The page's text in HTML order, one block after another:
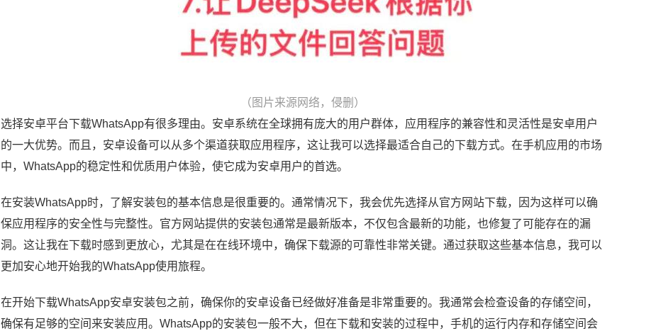
（图片来源网络，侵删）
选择安卓平台下载WhatsApp有很多理由。安卓系统在全球拥有庞大的用户群体，应用程序的兼容性和灵活性是安卓用户
的一大优势。而且，安卓设备可以从多个渠道获取应用程序，这让我可以选择最适合自己的下载方式。在手机应用的市场
中，WhatsApp的稳定性和优质用户体验，使它成为安卓用户的首选。
在安装WhatsApp时，了解安装包的基本信息是很重要的。通常情况下，我会优先选择从官方网站下载，因为这样可以确
保应用程序的安全性与完整性。官方网站提供的安装包通常是最新版本，不仅包含最新的功能，也修复了可能存在的漏
洞。这让我在下载时感到更放心，尤其是在在线环境中，确保下载源的可靠性非常关键。通过获取这些基本信息，我可以
更加安心地开始我的WhatsApp使用旅程。
在开始下载WhatsApp安卓安装包之前，确保你的安卓设备已经做好准备是非常重要的。我通常会检查设备的存储空间，
确保有足够的空间来安装应用。WhatsApp的安装包一般不大，但在下载和安装的过程中，手机的运行内存和存储空间会